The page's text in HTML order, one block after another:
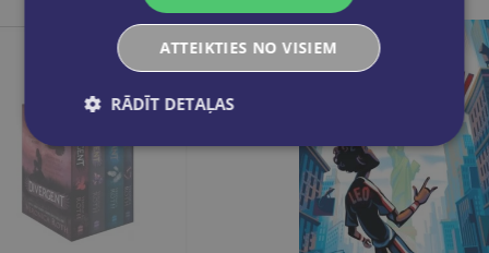
ATTEIKTIES NO VISIEM
RĀDĪT DETAĻAS